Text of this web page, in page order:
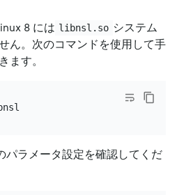
8 には libnsl.so システム
ん。次のコマンドを使用して手
ます。
パラメータ設定を確認してくだ